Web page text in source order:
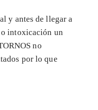
y antes de llegar a
intoxicación un
no
por lo que